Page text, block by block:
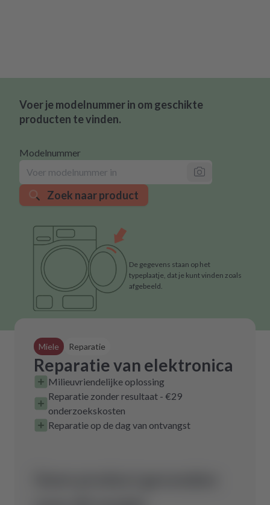
Voer je modelnummer in om geschikte
producten te vinden.
Modelnummer
Zoek naar product
De gegevens staan op het
typeplaatje, dat je kunt vinden zoals
afgebeeld.
Miele Reparatie
Reparatie van elektronica
Milieuvriendelijke oplossing
Reparatie zonder resultaat - €29
onderzoekskosten
Reparatie op de dag van ontvangst